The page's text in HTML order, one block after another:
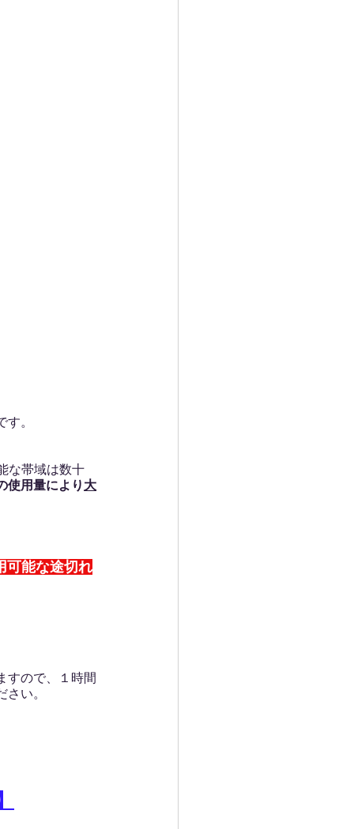
す。
な帯域は数十
使用量により 大
可能な途切れ
すので、１時間
い。